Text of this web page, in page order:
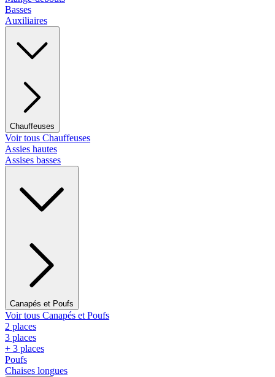
Basses
Auxiliaires
Chauffeuses
Voir tous Chauffeuses
Assies hautes
Assises basses
Canapés et Poufs
Voir tous Canapés et Poufs
2 places
3 places
+ 3 places
Poufs
Chaises longues